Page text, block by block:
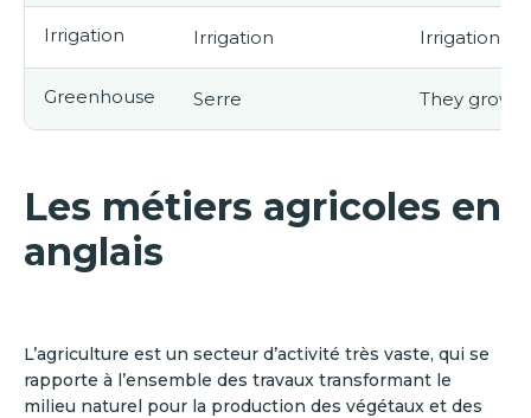
Irrigation Irrigation Irrigation is
Greenhouse Serre They grow
Les métiers agricoles en
anglais
L’agriculture est un secteur d’activité très vaste, qui se
rapporte à l’ensemble des travaux transformant le
milieu naturel pour la production des végétaux et des